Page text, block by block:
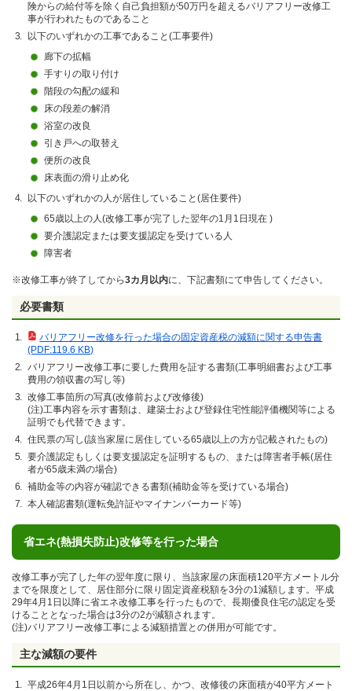
険からの給付等を除く自己負担額が50万円を超えるバリアフリー改修工
事が行われたものであること
以下のいずれかの工事であること(工事要件)
廊下の拡幅
手すりの取り付け
階段の勾配の緩和
床の段差の解消
浴室の改良
引き戸への取替え
便所の改良
床表面の滑り止め化
以下のいずれかの人が居住していること(居住要件)
65歳以上の人(改修工事が完了した翌年の1月1日現在 )
要介護認定または要支援認定を受けている人
障害者
※改修工事が終了してから3カ月以内に、下記書類にて申告してください。
必要書類
バリアフリー改修を行った場合の固定資産税の減額に関する申告書
(PDF:119.6 KB)
バリアフリー改修工事に要した費用を証する書類(工事明細書および工事
費用の領収書の写し等)
改修工事箇所の写真(改修前および改修後)
(注)工事内容を示す書類は、建築士および登録住宅性能評価機関等による
証明でも代替できます。
住民票の写し(該当家屋に居住している65歳以上の方が記載されたもの)
要介護認定もしくは要支援認定を証明するもの、または障害者手帳(居住
者が65歳未満の場合)
補助金等の内容が確認できる書類(補助金等を受けている場合)
本人確認書類(運転免許証やマイナンバーカード等)
省エネ(熱損失防止)改修等を行った場合
改修工事が完了した年の翌年度に限り、当該家屋の床面積120平方メートル分
までを限度として、居住部分に限り固定資産税額を3分の1減額します。平成
29年4月1日以降に省エネ改修工事を行ったもので、長期優良住宅の認定を受
けることとなった場合は3分の2が減額されます。
(注)バリアフリー改修工事による減額措置との併用が可能です。
主な減額の要件
平成26年4月1日以前から所在し、かつ、改修後の床面積が40平方メート